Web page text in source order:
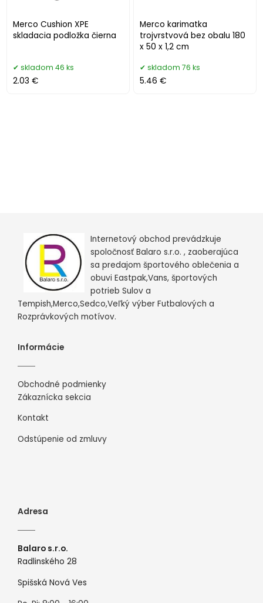
Merco Cushion XPE
skladacia podložka čierna
skladom 46 ks
2.03 €
Merco karimatka
trojvrstvová bez obalu 180
x 50 x 1,2 cm
skladom 76 ks
5.46 €
Internetový obchod prevádzkuje
spoločnosť Balaro s.r.o. , zaoberajúca
sa predajom športového oblečenia a
obuvi Eastpak,Vans, športových
potrieb Sulov a
Tempish,Merco,Sedco,Veľký výber Futbalových a
Rozprávkových motívov.
Informácie
Obchodné podmienky
Zákaznícka sekcia
Kontakt
Odstúpenie od zmluvy
Adresa
Balaro s.r.o.
Radlinského 28
Spišská Nová Ves